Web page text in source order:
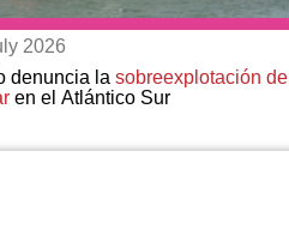
2026
denuncia la sobreexplotación de
en el Atlántico Sur